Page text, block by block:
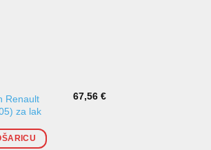
Renault
za lak
67,56€